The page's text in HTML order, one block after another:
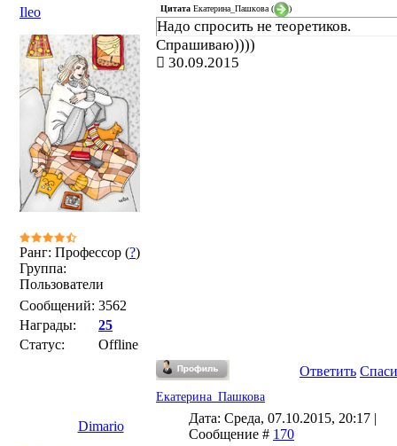
Ileo
Ранг: Профессор (?)
Группа:
Пользователи
Сообщений: 3562
Награды:
25
Статус:
Offline
Цитата Екатерина_Пашкова ( )
Надо спросить не теоретиков.
Спрашиваю))))
30.09.2015
Ответить
Екатерина_Пашкова
Dimario
Дата: Среда, 07.10.2015, 20:17 |
Сообщение # 170